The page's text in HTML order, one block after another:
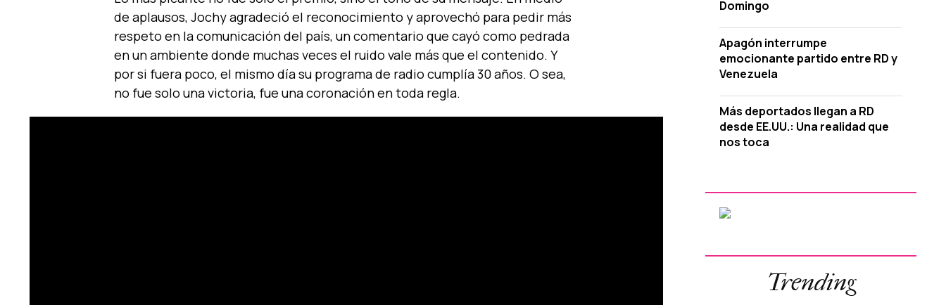
de aplausos, Jochy agradeció el reconocimiento y aprovechó para pedir más
respeto en la comunicación del país, un comentario que cayó como pedrada
en un ambiente donde muchas veces el ruido vale más que el contenido. Y
por si fuera poco, el mismo día su programa de radio cumplía 30 años. O sea,
no fue solo una victoria, fue una coronación en toda regla.
Domingo
Apagón interrumpe
emocionante partido entre RD y
Venezuela
Más deportados llegan a RD
desde EE.UU.: Una realidad que
nos toca
Trending